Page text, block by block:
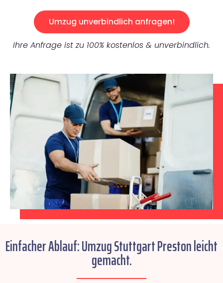
Umzug unverbindlich anfragen!
Ihre Anfrage ist zu 100% kostenlos & unverbindlich.
Einfacher Ablauf: Umzug Stuttgart Preston leicht
gemacht.